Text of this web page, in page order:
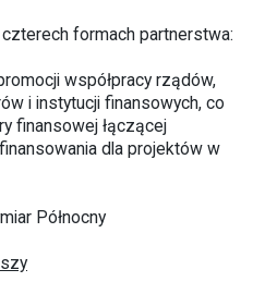
formach partnerstwa:
współpracy rządów,
i instytucji finansowych, co
finansowej łączącej
dla projektów w
Północny